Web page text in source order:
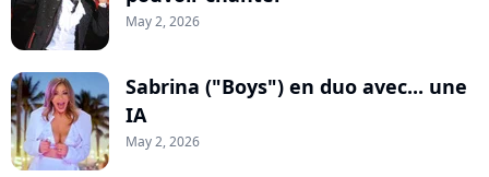
May 2, 2026
Sabrina ("Boys") en duo avec... une
IA
May 2, 2026